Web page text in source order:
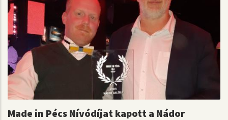
Made in Pécs Nívódíjat kapott a Nádor